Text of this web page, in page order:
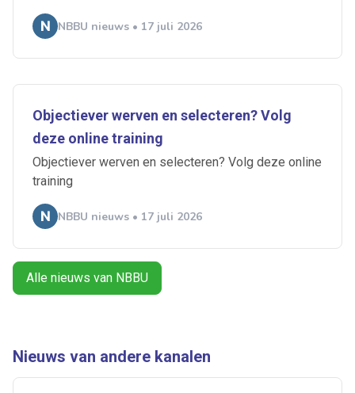
NBBU nieuws • 17 juli 2026
Objectiever werven en selecteren? Volg
deze online training
Objectiever werven en selecteren? Volg deze online
training
NBBU nieuws • 17 juli 2026
Alle nieuws van NBBU
Nieuws van andere kanalen
Ontvang vacatures direct in
je mailbox
Artikelen zoeken
Alles Ingezonden ABU
Bureau Cicero